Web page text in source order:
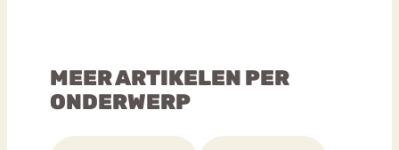
MEER ARTIKELEN PER
ONDERWERP